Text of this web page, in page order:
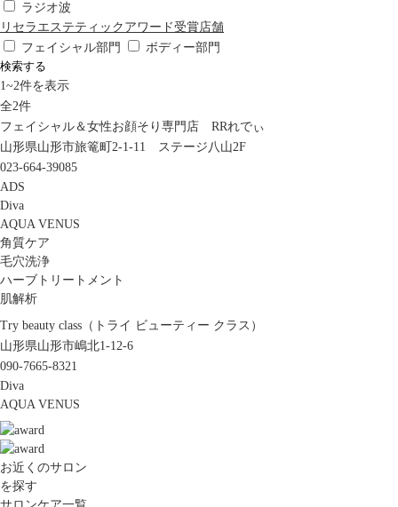
ラジオ波
リセラエステティックアワード受賞店舗
フェイシャル部門
ボディー部門
検索する
1~2件を表示
全2件
フェイシャル＆女性お顔そり専門店 RRれでぃ
山形県山形市旅篭町2-1-11 ステージ八山2F
023-664-39085
ADS
Diva
AQUA VENUS
角質ケア
毛穴洗浄
ハーブトリートメント
肌解析
Try beauty class（トライ ビューティー クラス）
山形県山形市嶋北1-12-6
090-7665-8321
Diva
AQUA VENUS
お近くのサロン
を探す